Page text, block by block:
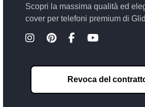
Scopri la massima qualità ed
cover per telefoni premium di
Revoca del